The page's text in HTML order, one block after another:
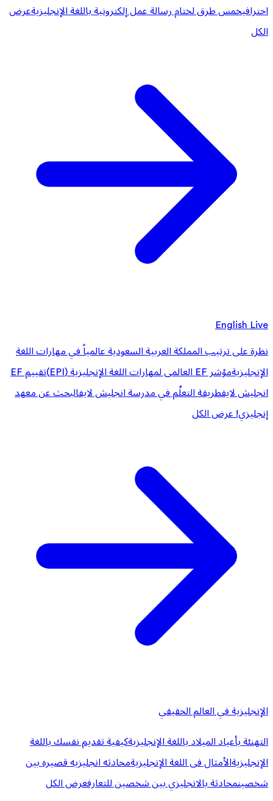
احترافيخمس طرق لختام رسالة عمل إلكترونية باللغة الإنجليزيةعرض
الكل
English Live
نظرة على ترتيب المملكة العربية السعودية عالمياً في مهارات اللغة
الإنجليزيةمؤشر EF العالمى لمهارات اللغة الإنجليزية (EPI)
تقييم EF
انجليش لايفطريقة التعلُم في مدرسة انجليش لايفالبحث عن معهد
إنجليزي! عرض الكل
الإنجليزية في العالم الحقيقي
التهنئة بأعياد الميلاد باللغة الإنجليزيةكيفية تقديم نفسك باللغة
الإنجليزيةالأمثال فى اللغة الإنجليزيةمحادثه انجليزيه قصيره بين
شخصينمحادثة بالانجليزي بين شخصين للتعارفعرض الكل